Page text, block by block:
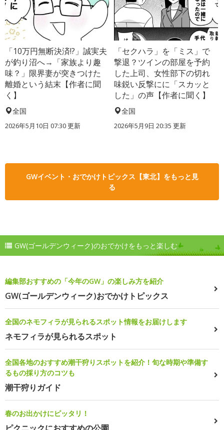
「10万円無断決済!?」誠実夫
が釣り沼へ→「家族より趣
味？」限界妻が突きつけた
離婚という結末【作者に聞
く】
全国
2026年5月10日 07:30 更新
「セクハラ」を「ミス」で
撃退？ツインの部屋を予約
した上司、女性部下の切れ
味鋭い反撃にに「スカッと
した」の声【作者に聞く】
全国
2026年5月9日 20:35 更新
GWイベント・おでかけトピックス【東北】をもっと見
る
GW(ゴールデンウィーク)のおでかけをもっと楽しむ
編集部おすすめの「今年のGW」の楽しみ方を紹介
GW(ゴールデンウィーク)おでかけトピックス
全国のネモフィラが見られるスポット情報をお届けします
ネモフィラが見られるスポット
全国各地のおすすめ潮干狩りスポットを紹介！旬な時期や準備す
るもの採り方のコツも
潮干狩りガイド
春のお出かけにピッタリ！